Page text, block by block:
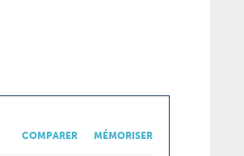
COMPARER MÉMORISER